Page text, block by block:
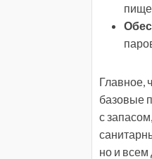
Главное,
базовые
с
но и